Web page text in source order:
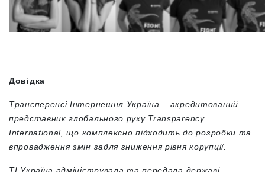
Довідка
Трансперенсі Інтернешнл Україна – акредитований
представник глобального руху Transparency
International, що комплексно підходить до розробки та
впровадження змін задля зниження рівня корупції.